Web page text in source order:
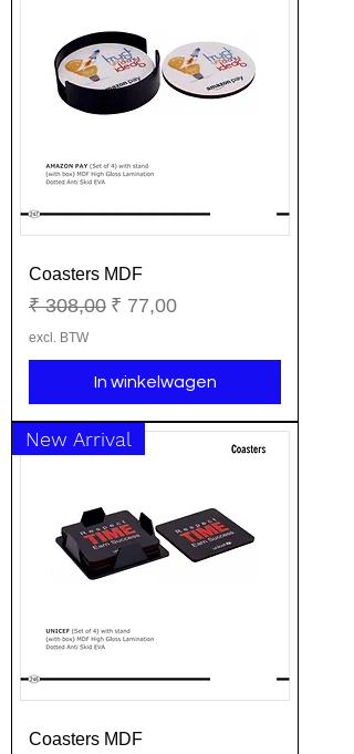
Coasters MDF
Normale prijs
₹ 308,00 Verkoopprijs
₹ 77,00
excl. BTW
In winkelwagen
New Arrival
Coasters MDF